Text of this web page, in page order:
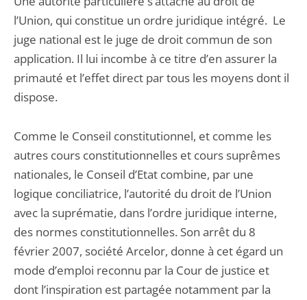
l’Union, qui constitue un ordre juridique intégré. Le
juge national est le juge de droit commun de son
application. Il lui incombe à ce titre d’en assurer la
primauté et l’effet direct par tous les moyens dont il
dispose.
Comme le Conseil constitutionnel, et comme les
autres cours constitutionnelles et cours suprêmes
nationales, le Conseil d’Etat combine, par une
logique conciliatrice, l’autorité du droit de l’Union
avec la suprématie, dans l’ordre juridique interne,
des normes constitutionnelles. Son arrêt du 8
février 2007, société Arcelor, donne à cet égard un
mode d’emploi reconnu par la Cour de justice et
dont l’inspiration est partagée notamment par la